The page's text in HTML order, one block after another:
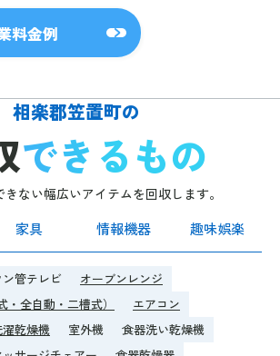
料金例
相楽郡笠置町の
できるもの
ない幅広いアイテムを回収します。
家具 情報機器 趣味娯楽
ン管テレビ
オーブンレンジ
全自動・二槽式）
エアコン
乾燥機 室外機
食器洗い乾燥機